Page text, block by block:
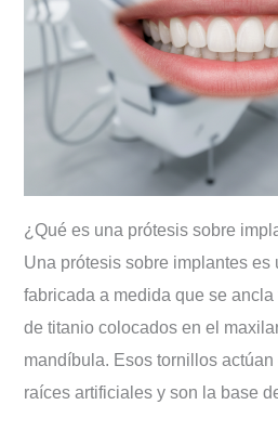
¿Qué es una prótesis sobre
Una prótesis sobre implantes es
fabricada a medida que se
de titanio colocados en el
mandíbula. Esos tornillos
raíces artificiales y son la base